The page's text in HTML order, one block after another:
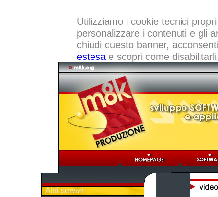
Utilizziamo i cookie tecnici
personalizzare i contenuti e gli
chiudi questo banner,
estesae scopri come
Altri servizi